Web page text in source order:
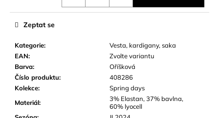
Kategorie:
Vesta, kardigany, saka
EAN:
Zvolte variantu
Barva:
Oříšková
Číslo produktu:
408286
Kolekce:
Spring days
Materiál:
3% Elastan, 37% bavlna,
60% lyocell
Zeptat se
u
m
e